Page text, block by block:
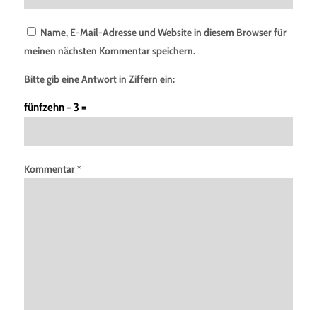
Name, E-Mail-Adresse und Website in diesem Browser für
meinen nächsten Kommentar speichern.
Bitte gib eine Antwort in Ziffern ein:
fünfzehn − 3 =
Kommentar*